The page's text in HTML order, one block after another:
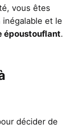
vous êtes
et le
époustouflant.
décider de